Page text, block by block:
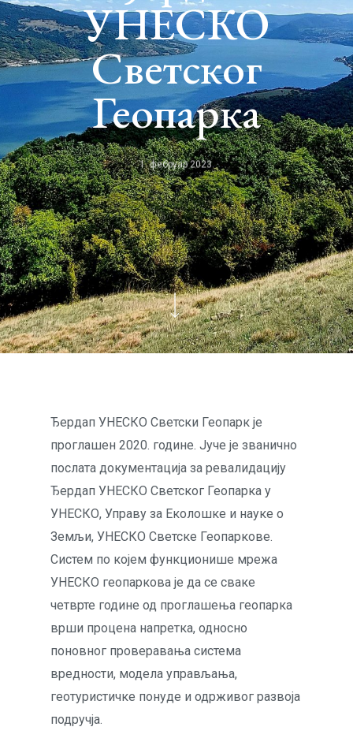
УНЕСКО
Светског
Геопарка
1. фебруар 2023.
Ђердап УНЕСКО Светски Геопарк је
проглашен 2020. године. Јуче је званично
послата документација за ревалидацију
Ђердап УНЕСКО Светског Геопарка у
УНЕСКО, Управу за Еколошке и науке о
Земљи, УНЕСКО Светске Геопаркове.
Систем по којем функционише мрежа
УНЕСКО геопаркова је да се сваке
четврте године од проглашења геопарка
врши процена напретка, односно
поновног проверавања система
вредности, модела управљања,
геотуристичке понуде и одрживог развоја
подручја.